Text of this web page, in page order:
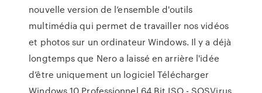
nouvelle version de l’ensemble d'outils
multimédia qui permet de travailler nos vidéos
et photos sur un ordinateur Windows. Il y a déjà
longtemps que Nero a laissé en arrière l'idée
d’être uniquement un logiciel Télécharger
Windows 10 Professionnel 64 Bit ISO - SOSVirus